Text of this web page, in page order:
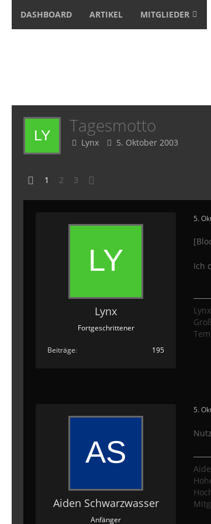
DASHBOARD ARTIKEL MITGLIEDER
Tagesmotto
Lynx 5. Oktober 2003
1 2 3
Lynx
Fortgeschrittener
Beiträge 195
5.
Ich
Lynx
Aiden Schwarzwasser
Anfänger
5.